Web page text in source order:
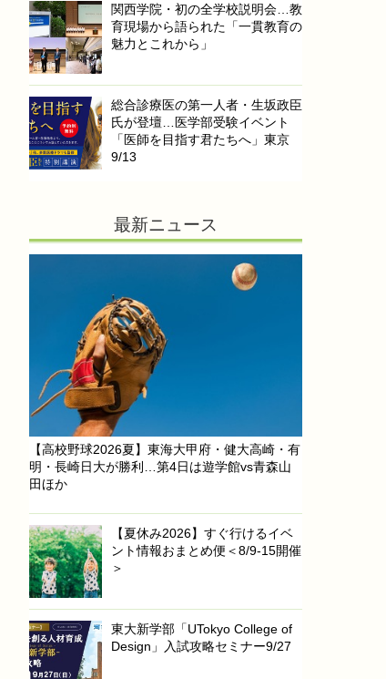
関西学院・初の全学校説明会…教
育現場から語られた「一貫教育の
魅力とこれから」
総合診療医の第一人者・生坂政臣
氏が登壇…医学部受験イベント
「医師を目指す君たちへ」東京
9/13
最新ニュース
【高校野球2026夏】東海大甲府・健大高崎・有
明・長崎日大が勝利…第4日は遊学館vs青森山
田ほか
【夏休み2026】すぐ行けるイベ
ント情報おまとめ便＜8/9-15開催
＞
東大新学部「UTokyo College of
Design」入試攻略セミナー9/27